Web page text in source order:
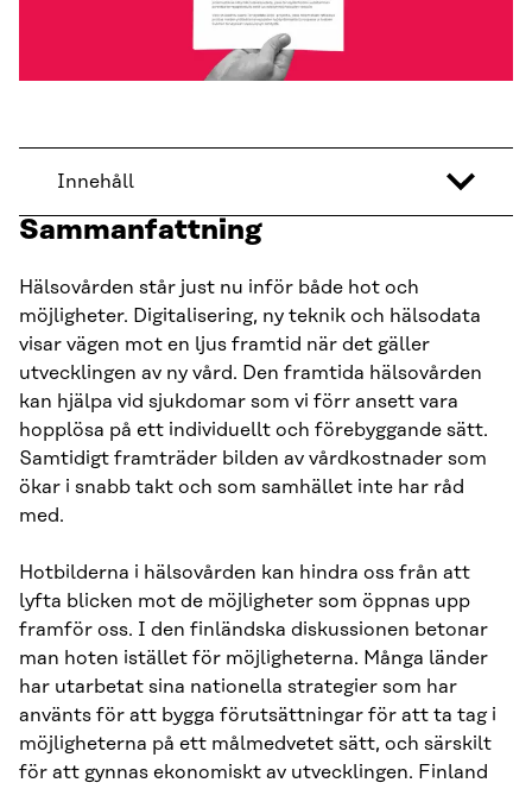
Innehåll
Sammanfattning
Hälsovården står just nu inför både hot och
möjligheter. Digitalisering, ny teknik och hälsodata
visar vägen mot en ljus framtid när det gäller
utvecklingen av ny vård. Den framtida hälsovården
kan hjälpa vid sjukdomar som vi förr ansett vara
hopplösa på ett individuellt och förebyggande sätt.
Samtidigt framträder bilden av vårdkostnader som
ökar i snabb takt och som samhället inte har råd
med.
Hotbilderna i hälsovården kan hindra oss från att
lyfta blicken mot de möjligheter som öppnas upp
framför oss. I den finländska diskussionen betonar
man hoten istället för möjligheterna. Många länder
har utarbetat sina nationella strategier som har
använts för att bygga förutsättningar för att ta tag i
möjligheterna på ett målmedvetet sätt, och särskilt
för att gynnas ekonomiskt av utvecklingen. Finland